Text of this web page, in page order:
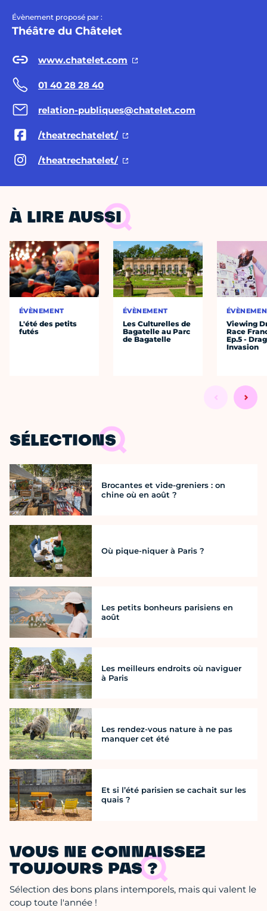
Évènement proposé par :
Théâtre du Châtelet
www.chatelet.com
01 40 28 28 40
relation-publiques@chatelet.com
/theatrechatelet/
/theatrechatelet/
À LIRE AUSSI
ÉVÈNEMENT
L'été des petits
futés
ÉVÈNEMENT
Les Culturelles de
Bagatelle au Parc
de Bagatelle
Viewing
Race
Ep.5 - Drag
Invasion
SÉLECTIONS
Brocantes et vide-greniers : on
chine où en août ?
Où pique-niquer à Paris ?
Les petits bonheurs parisiens en
août
Les meilleurs endroits où naviguer
à Paris
Les rendez-vous nature à ne pas
manquer cet été
Et si l’été parisien se cachait sur les
quais ?
VOUS NE CONNAISSEZ
TOUJOURS PAS ?
Sélection des bons plans intemporels, mais qui valent le
coup toute l'année !